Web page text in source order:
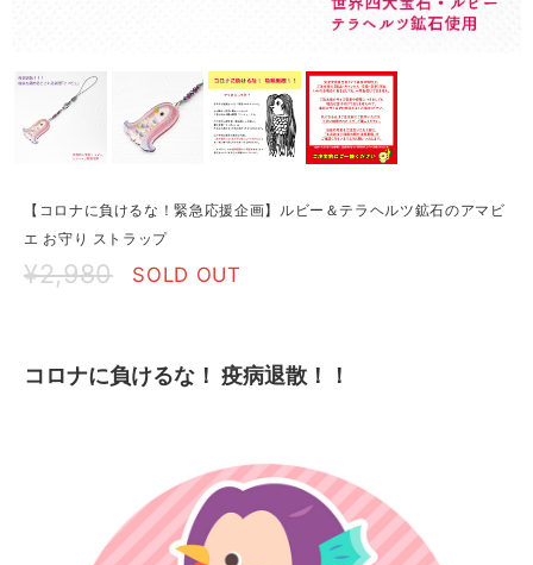
【コロナに負けるな！緊急応援企画】ルビー＆テラヘルツ鉱石のアマビ
エ お守り ストラップ
¥2,980 SOLD OUT
コロナに負けるな！ 疫病退散！！